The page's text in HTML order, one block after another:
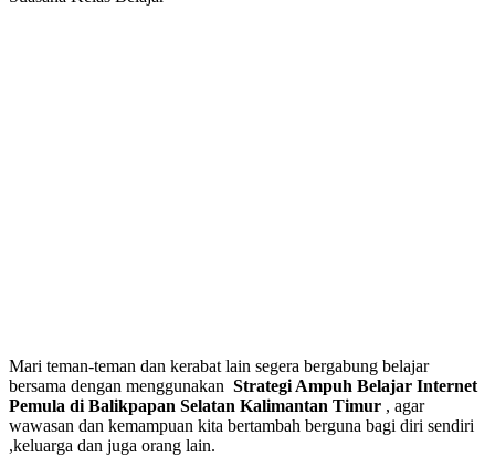
Mari teman-teman dan kerabat lain segera bergabung belajar
bersama dengan menggunakan Strategi Ampuh Belajar Internet
Pemula di Balikpapan Selatan Kalimantan Timur , agar
wawasan dan kemampuan kita bertambah berguna bagi diri sendiri
,keluarga dan juga orang lain.